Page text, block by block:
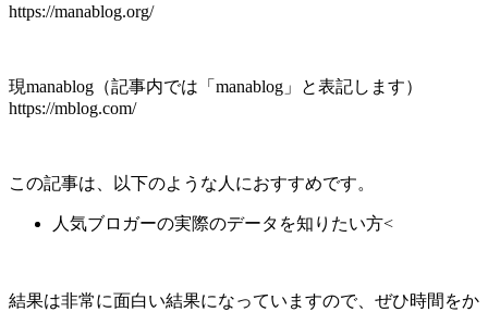
https://manablog.org/
現manablog（記事内では「manablog」と表記します）
https://mblog.com/
この記事は、以下のような人におすすめです。
人気ブロガーの実際のデータを知りたい方<
結果は非常に面白い結果になっていますので、ぜひ時間をか